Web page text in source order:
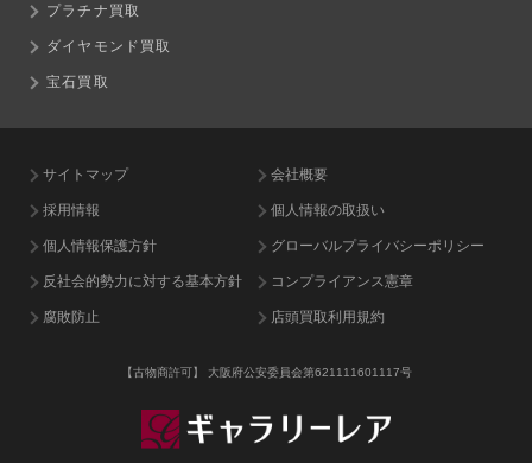
プラチナ買取
ダイヤモンド買取
宝石買取
サイトマップ 会社概要
採用情報 個人情報の取扱い
個人情報保護方針 グローバルプライバシーポリシー
反社会的勢力に対する基本方針 コンプライアンス憲章
腐敗防止 店頭買取利用規約
【古物商許可】 大阪府公安委員会第621111601117号